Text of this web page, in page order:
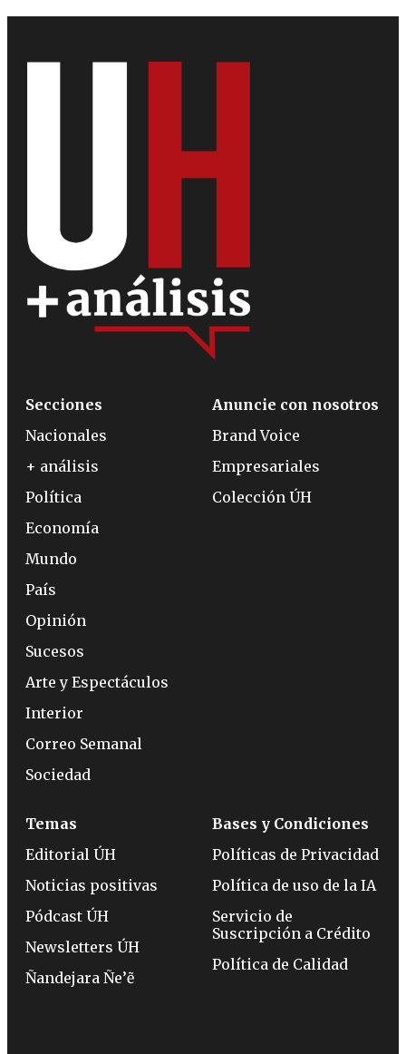
Secciones
Nacionales
+ análisis
Política
Economía
Mundo
País
Opinión
Sucesos
Arte y Espectáculos
Interior
Correo Semanal
Sociedad
Anuncie con nosotros
Brand Voice
Empresariales
Colección ÚH
Temas
Editorial ÚH
Noticias positivas
Pódcast ÚH
Newsletters ÚH
Ñandejara Ñe’ẽ
Bases y Condiciones
Políticas de Privacidad
Política de uso de la IA
Servicio de
Suscripción a Crédito
Política de Calidad